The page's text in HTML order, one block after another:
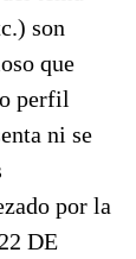
son
que
perfil
ni se
por la
DE